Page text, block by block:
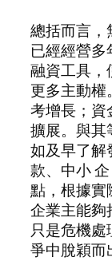
總括而言，
已經經營多
融資工具，
更多主動權
考增長；資
擴展。與其
如及早了解
款、中小
點，根據實
企業主能夠
只是危機
爭中脫穎而